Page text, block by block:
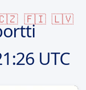
🇫🇮 🇱🇻
UTC